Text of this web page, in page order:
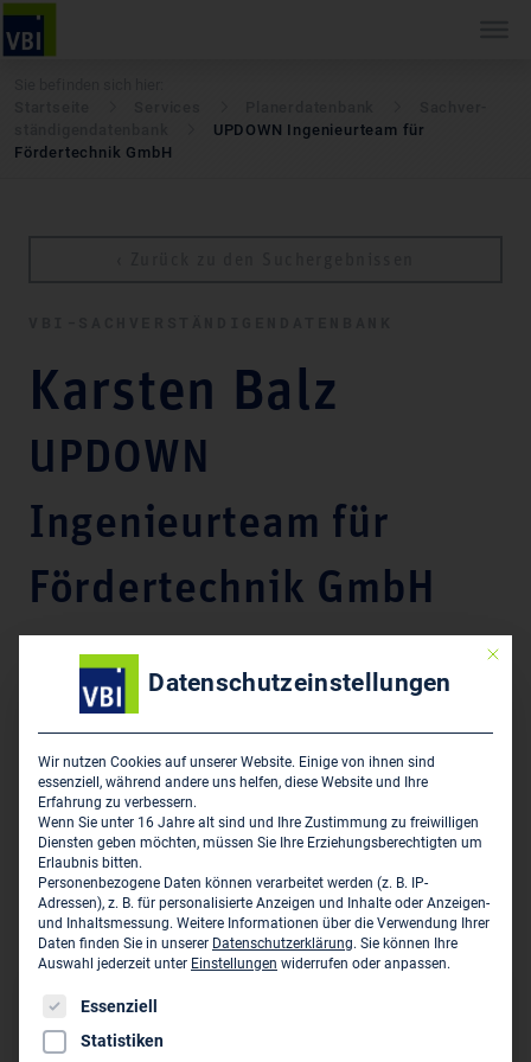
UPDOWN Ingenieurteam für
Fördertechnik GmbH
Karsten Balz
UPDOWN
Ingenieurteam für
Fördertechnik GmbH
Sachverständigenleistungen des Mitglieds:
Förder- und Lagertechnik: Aufzugsanlagen und
Fahrtreppen
Tenor:
Fördertechnik: Gutachten für Aufzugsanlagen und
Fahrtreppen, Fahrsteige Zertifiziert durch EUcert und
Mitglied im BDSF für Fördertechnik
Sitz des Sachverständigen
Karsten Balz
Mit
Datenschutzeinstellungen
Wir nutzen Cookies auf unserer Website. Einige von ihnen sind
essenziell, während andere uns helfen, diese Website und Ihre
Erfahrung zu verbessern.
Wenn Sie unter 16 Jahre alt sind und Ihre Zustimmung zu freiwilligen
Diensten geben möchten, müssen Sie Ihre Erziehungsberechtigten um
Erlaubnis bitten.
Personenbezogene Daten können verarbeitet werden (z. B. IP-
Adressen), z. B. für personalisierte Anzeigen und Inhalte oder Anzeigen-
und Inhaltsmessung. Weitere Informationen über die Verwendung Ihrer
Daten finden Sie in unserer Datenschutzerklärung. Sie können Ihre
Auswahl jederzeit unter Einstellungen widerrufen oder anpassen.
Es folgt eine Liste der Service-Gruppen, für die eine
Essenziell
Statistiken